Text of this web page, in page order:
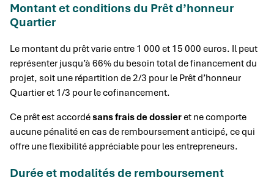
Montant et conditions du Prêt d’honneur
Quartier
Le montant du prêt varie entre 1 000 et 15 000 euros. Il peut
représenter jusqu’à 66% du besoin total de financement du
projet, soit une répartition de 2/3 pour le Prêt d’honneur
Quartier et 1/3 pour le cofinancement.
Ce prêt est accordésans frais de dossieret ne comporte
aucune pénalité en cas de remboursement anticipé, ce qui
offre une flexibilité appréciable pour les entrepreneurs.
Durée et modalités de remboursement